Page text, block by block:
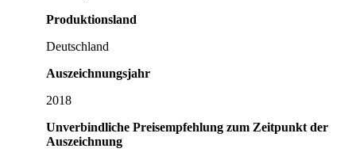
Produktionsland
Deutschland
Auszeichnungsjahr
2018
Unverbindliche Preisempfehlung zum Zeitpunkt der
Auszeichnung